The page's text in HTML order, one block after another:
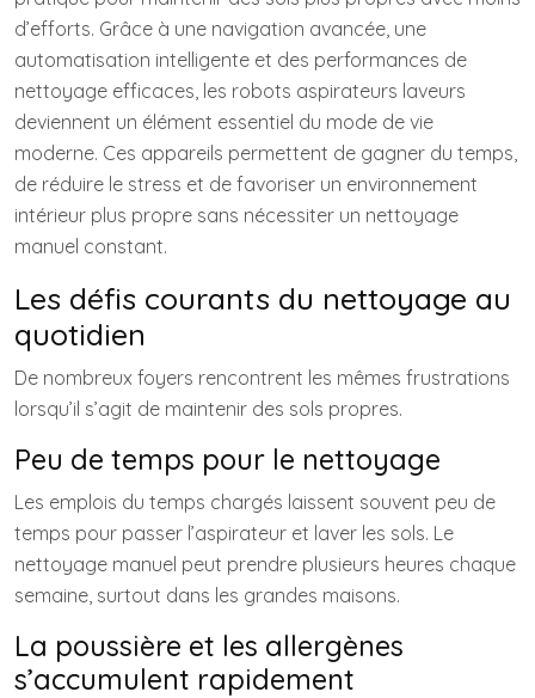
d’efforts. Grâce à une navigation avancée, une
automatisation intelligente et des performances de
nettoyage efficaces, les robots aspirateurs laveurs
deviennent un élément essentiel du mode de vie
moderne. Ces appareils permettent de gagner du temps,
de réduire le stress et de favoriser un environnement
intérieur plus propre sans nécessiter un nettoyage
manuel constant.
Les défis courants du nettoyage au
quotidien
De nombreux foyers rencontrent les mêmes frustrations
lorsqu’il s’agit de maintenir des sols propres.
Peu de temps pour le nettoyage
Les emplois du temps chargés laissent souvent peu de
temps pour passer l’aspirateur et laver les sols. Le
nettoyage manuel peut prendre plusieurs heures chaque
semaine, surtout dans les grandes maisons.
La poussière et les allergènes
s’accumulent rapidement